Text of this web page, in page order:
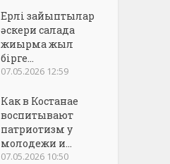
Ерлі зайыптылар
әскери салада
жиырма жыл
бірге...
07.05.2026 12:59
Как в Костанае
воспитывают
патриотизм у
молодежи и...
07.05.2026 10:50